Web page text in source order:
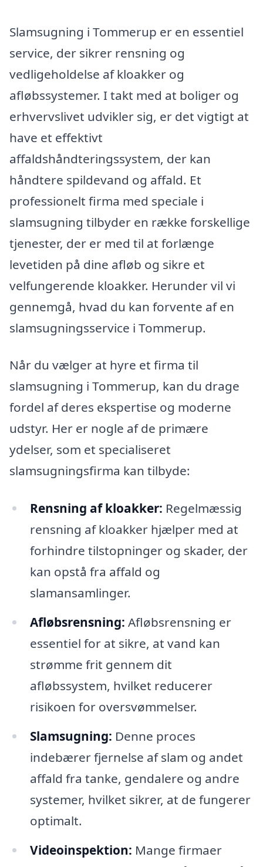
Slamsugning i Tommerup er en essentiel
service, der sikrer rensning og
vedligeholdelse af kloakker og
afløbssystemer. I takt med at boliger og
erhvervslivet udvikler sig, er det vigtigt at
have et effektivt
affaldshåndteringssystem, der kan
håndtere spildevand og affald. Et
professionelt firma med speciale i
slamsugning tilbyder en række forskellige
tjenester, der er med til at forlænge
levetiden på dine afløb og sikre et
velfungerende kloakker. Herunder vil vi
gennemgå, hvad du kan forvente af en
slamsugningsservice i Tommerup.
Når du vælger at hyre et firma til
slamsugning i Tommerup, kan du drage
fordel af deres ekspertise og moderne
udstyr. Her er nogle af de primære
ydelser, som et specialiseret
slamsugningsfirma kan tilbyde:
Rensning af kloakker: Regelmæssig
rensning af kloakker hjælper med at
forhindre tilstopninger og skader, der
kan opstå fra affald og
slamansamlinger.
Afløbsrensning: Afløbsrensning er
essentiel for at sikre, at vand kan
strømme frit gennem dit
afløbssystem, hvilket reducerer
risikoen for oversvømmelser.
Slamsugning: Denne proces
indebærer fjernelse af slam og andet
affald fra tanke, gendalere og andre
systemer, hvilket sikrer, at de fungerer
optimalt.
Videoinspektion: Mange firmaer